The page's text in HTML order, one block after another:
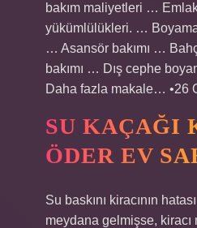
bakım maliyetleri …
yükümlülükleri. …
… Asansör bakımı …
bakımı … Dış cephe
Daha fazla makale… •26
SU KAÇAĞI
ÖDER EV
Su baskını kiracının
meydana gelmişse, kiracı